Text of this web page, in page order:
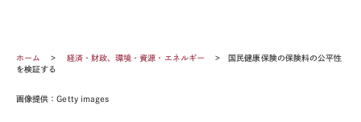
ホーム 経済・財政、環境・資源・エネルギー
国民健康保険の保険料の公平性
を検証する
画像提供：Getty images